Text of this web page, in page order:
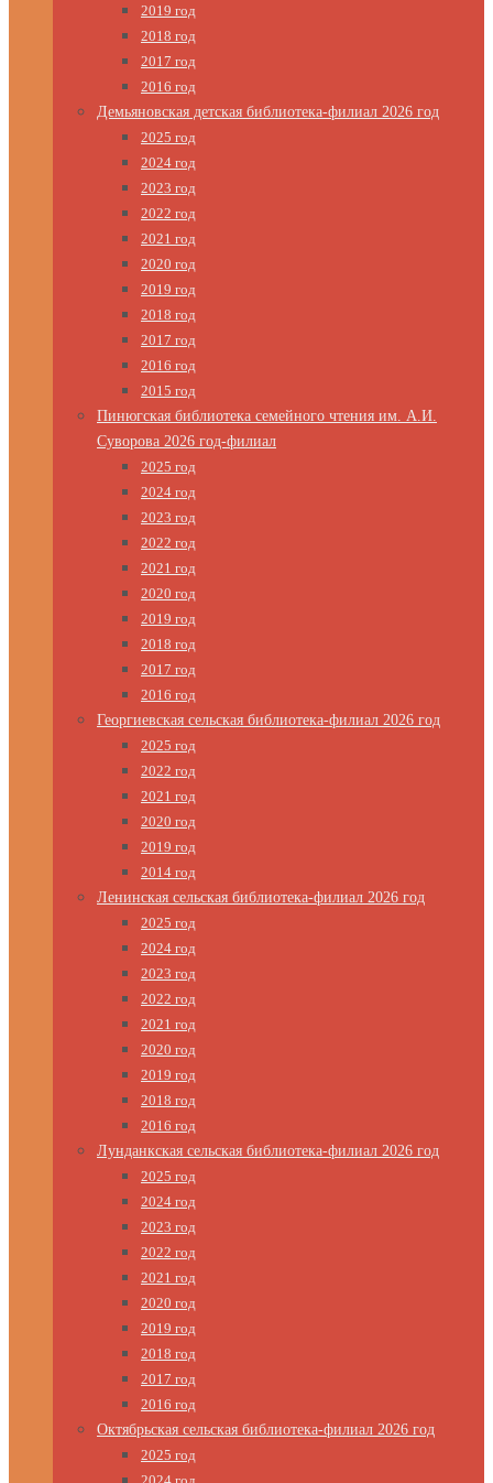
2019 год
2018 год
2017 год
2016 год
Демьяновская детская библиотека-филиал 2026 год
2025 год
2024 год
2023 год
2022 год
2021 год
2020 год
2019 год
2018 год
2017 год
2016 год
2015 год
Пинюгская библиотека семейного чтения им. А.И.
Суворова 2026 год-филиал
2025 год
2024 год
2023 год
2022 год
2021 год
2020 год
2019 год
2018 год
2017 год
2016 год
Георгиевская сельская библиотека-филиал 2026 год
2025 год
2022 год
2021 год
2020 год
2019 год
2014 год
Ленинская сельская библиотека-филиал 2026 год
2025 год
2024 год
2023 год
2022 год
2021 год
2020 год
2019 год
2018 год
2016 год
Лунданкская сельская библиотека-филиал 2026 год
2025 год
2024 год
2023 год
2022 год
2021 год
2020 год
2019 год
2018 год
2017 год
2016 год
Октябрьская сельская библиотека-филиал 2026 год
2025 год